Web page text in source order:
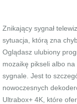
Znikający sygnał
sytuacja, którą zna
Oglądasz ulubiony
mozaikę pikseli albo
sygnale. Jest to
nowoczesnych
Ultrabox+ 4K, które